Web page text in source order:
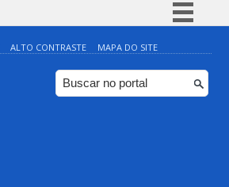
Simplifique!
Comunica BR
Participe
ALTO CONTRASTE MAPA DO SITE